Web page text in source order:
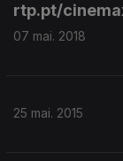
rtp.pt/
07 mai. 2018
25 mai. 2015